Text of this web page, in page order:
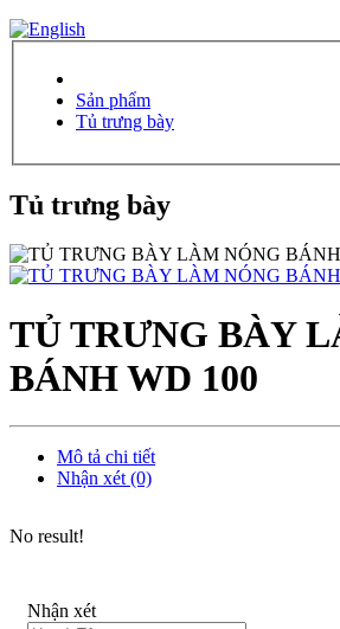
Sản phẩm
Tủ trưng bày
Tủ trưng bày
TỦ TRƯNG BÀY
BÁNH WD 100
Mô tả chi tiết
Nhận xét (0)
No result!
Nhận xét